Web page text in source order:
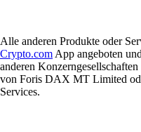
Alle anderen Produkte oder
Crypto.com App angeboten
anderen
von Foris DAX MT Limited
Services.